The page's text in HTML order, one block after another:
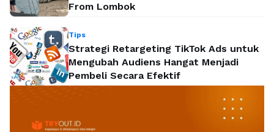
From Lombok
Tips
Strategi Retargeting TikTok Ads untuk
Mengubah Audiens Hangat Menjadi
Pembeli Secara Efektif